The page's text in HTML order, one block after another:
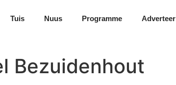
Tuis Nuus Programme Adverteer
Bezuidenhout